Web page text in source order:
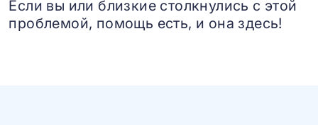
Если вы или близкие столкнулись с этой
проблемой, помощь есть, и она здесь!